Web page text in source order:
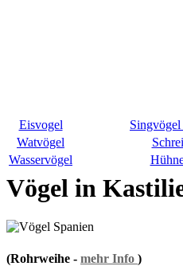
Eisvogel
Watvögel
Wasservögel
Vögel in
(Rohrweihe - mehr Info )